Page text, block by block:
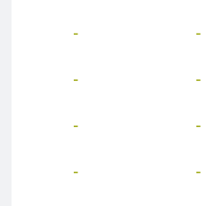
-
-
-
-
-
-
-
-